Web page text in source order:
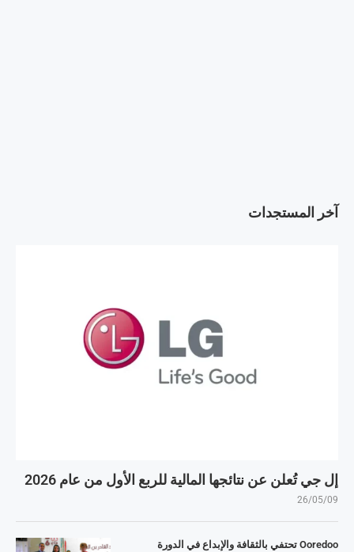
آخر المستجدات
إل جي تُعلن عن نتائجها المالية للربع الأول من عام 2026
26/05/09
Ooredoo تحتفي بالثقافة والإبداع في الدورة